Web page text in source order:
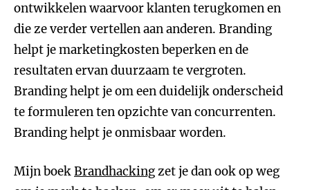
ontwikkelen waarvoor klanten terugkomen en
die ze verder vertellen aan anderen. Branding
helpt je marketingkosten beperken en de
resultaten ervan duurzaam te vergroten.
Branding helpt je om een duidelijk onderscheid
te formuleren ten opzichte van concurrenten.
Branding helpt je onmisbaar worden.
Mijn boekBrandhackingzet je dan ook op weg